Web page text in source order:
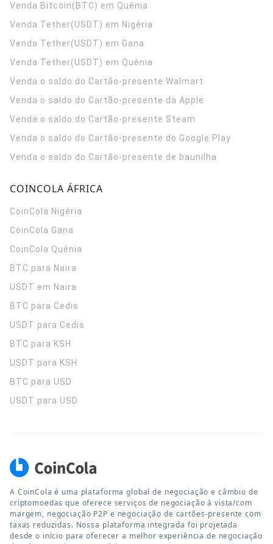
Venda Bitcoin(BTC) em Quênia
Venda Tether(USDT) em Nigéria
Venda Tether(USDT) em Gana
Venda Tether(USDT) em Quênia
Venda o saldo do Cartão-presente Walmart
Venda o saldo do Cartão-presente da Apple
Venda o saldo do Cartão-presente Steam
Venda o saldo do Cartão-presente do Google Play
Venda o saldo do Cartão-presente de baunilha
COINCOLA ÁFRICA
CoinCola Nigéria
CoinCola Gana
CoinCola Quênia
BTC para Naira
USDT em Naira
BTC para Cedis
USDT para Cedis
BTC para KSH
USDT para KSH
BTC para USD
USDT para USD
A CoinCola é uma plataforma global de negociação e câmbio de
criptomoedas que oferece serviços de negociação à vista/com
margem, negociação P2P e negociação de cartões-presente com
taxas reduzidas. Nossa plataforma integrada foi projetada
desde o início para oferecer a melhor experiência de negociação